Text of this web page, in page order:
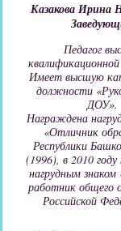
Казакова Ирина
Педагог
Имеет высшую
должности
ДОУ».
Награждена
«Отличник
Республики
(1996), в 2010
нагрудным
работник общего
Российской